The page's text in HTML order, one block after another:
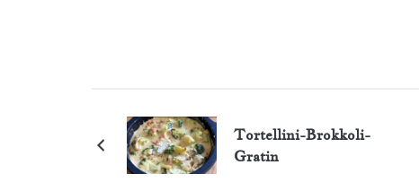
Tortellini-Brokkoli-
Gratin